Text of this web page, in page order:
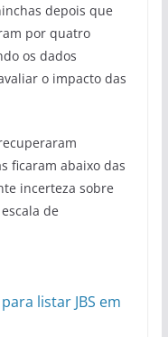
depois que
por quatro
os dados
o impacto das
ficaram abaixo das
incerteza sobre
de